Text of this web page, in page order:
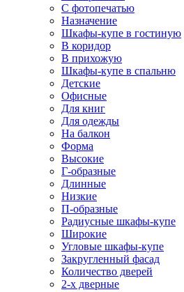
С фотопечатью
Назначение
Шкафы-купе в гостиную
В коридор
В прихожую
Шкафы-купе в спальню
Детские
Офисные
Для книг
Для одежды
На балкон
Форма
Высокие
Г-образные
Длинные
Низкие
П-образные
Радиусные шкафы-купе
Широкие
Угловые шкафы-купе
Закругленный фасад
Количество дверей
2-х дверные